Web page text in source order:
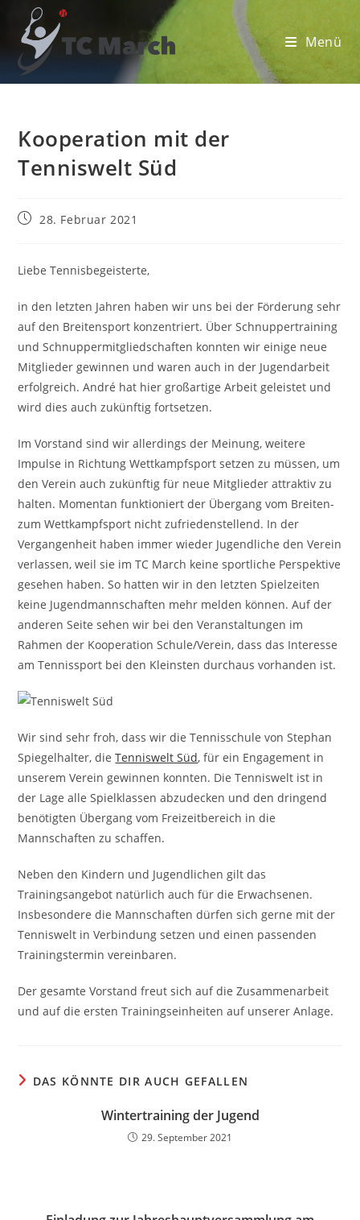
Inhalt
springen
Menü
Kooperation mit der
Tenniswelt Süd
Beitrag28. Februar 2021
Liebe Tennisbegeisterte,
in den letzten Jahren haben wir uns bei der Förderung sehr
auf den Breitensport konzentriert. Über Schnuppertraining
und Schnuppermitgliedschaften konnten wir einige neue
Mitglieder gewinnen und waren auch in der Jugendarbeit
erfolgreich. André hat hier großartige Arbeit geleistet und
wird dies auch zukünftig fortsetzen.
Im Vorstand sind wir allerdings der Meinung, weitere
Impulse in Richtung Wettkampfsport setzen zu müssen, um
den Verein auch zukünftig für neue Mitglieder attraktiv zu
halten. Momentan funktioniert der Übergang vom Breiten-
zum Wettkampfsport nicht zufriedenstellend. In der
Vergangenheit haben immer wieder Jugendliche den Verein
verlassen, weil sie im TC March keine sportliche Perspektive
gesehen haben. So hatten wir in den letzten Spielzeiten
keine Jugendmannschaften mehr melden können. Auf der
anderen Seite sehen wir bei den Veranstaltungen im
Rahmen der Kooperation Schule/Verein, dass das Interesse
am Tennissport bei den Kleinsten durchaus vorhanden ist.
Wir sind sehr froh, dass wir die Tennisschule von Stephan
Spiegelhalter, dieTenniswelt Süd, für ein Engagement in
unserem Verein gewinnen konnten. Die Tenniswelt ist in
der Lage alle Spielklassen abzudecken und den dringend
benötigten Übergang vom Freizeitbereich in die
Mannschaften zu schaffen.
Neben den Kindern und Jugendlichen gilt das
Trainingsangebot natürlich auch für die Erwachsenen.
Insbesondere die Mannschaften dürfen sich gerne mit der
Tenniswelt in Verbindung setzen und einen passenden
Trainingstermin vereinbaren.
Der gesamte Vorstand freut sich auf die Zusammenarbeit
und auf die ersten Trainingseinheiten auf unserer Anlage.
DAS KÖNNTE DIR AUCH GEFALLEN
Wintertraining der Jugend
29. September 2021